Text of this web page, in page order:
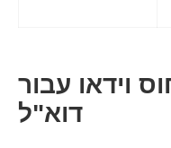
וידאו עבור
דוא"ל